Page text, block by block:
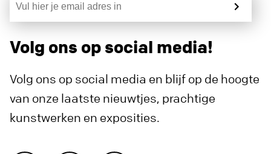
Volg ons op social media!
Volg ons op social media en blijf op de hoogte
van onze laatste nieuwtjes, prachtige
kunstwerken en exposities.